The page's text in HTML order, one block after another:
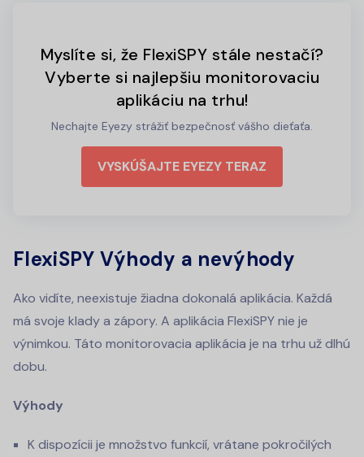
Myslíte si, že FlexiSPY stále nestačí?
Vyberte si najlepšiu monitorovaciu
aplikáciu na trhu!
Nechajte Eyezy strážiť bezpečnosť vášho dieťaťa.
VYSKÚŠAJTE EYEZY TERAZ
FlexiSPY Výhody a nevýhody
Ako vidíte, neexistuje žiadna dokonalá aplikácia. Každá
má svoje klady a zápory. A aplikácia FlexiSPY nie je
výnimkou. Táto monitorovacia aplikácia je na trhu už dlhú
dobu.
Výhody
K dispozícii je množstvo funkcií, vrátane pokročilých